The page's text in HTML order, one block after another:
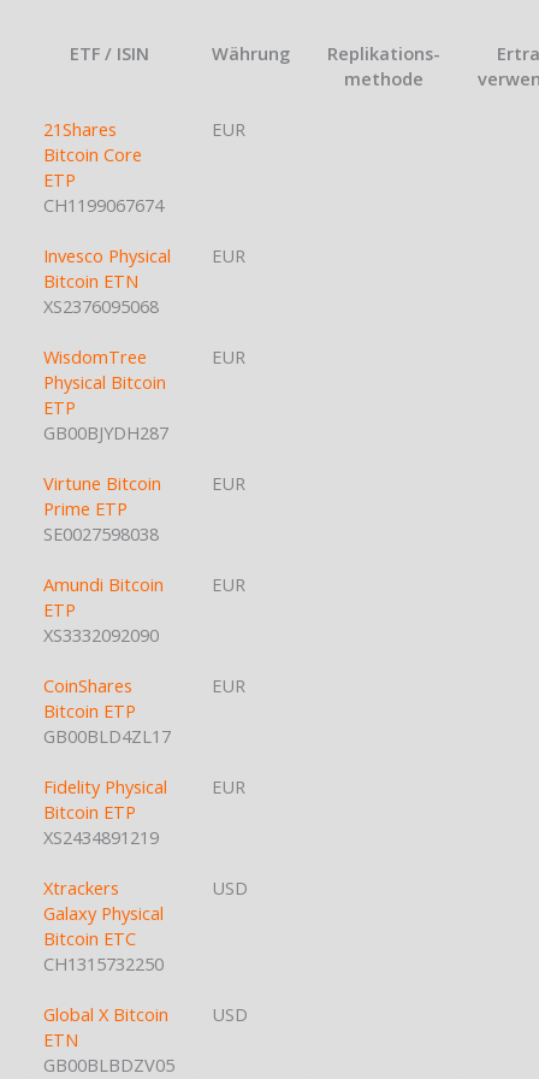
ETF / ISIN Währung
Replikations-
methode
21Shares
Bitcoin Core
ETP
CH1199067674
EUR
Invesco Physical
Bitcoin ETN
XS2376095068
EUR
WisdomTree
Physical Bitcoin
ETP
GB00BJYDH287
EUR
Virtune Bitcoin
Prime ETP
SE0027598038
EUR
Amundi Bitcoin
ETP
XS3332092090
EUR
CoinShares
Bitcoin ETP
GB00BLD4ZL17
EUR
Fidelity Physical
Bitcoin ETP
XS2434891219
EUR
Xtrackers
Galaxy Physical
Bitcoin ETC
CH1315732250
USD
Global X Bitcoin
ETN
GB00BLBDZV05
USD